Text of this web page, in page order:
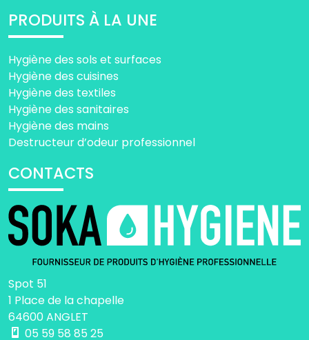
PRODUITS À LA UNE
Hygiène des sols et surfaces
Hygiène des cuisines
Hygiène des textiles
Hygiène des sanitaires
Hygiène des mains
Destructeur d’odeur professionnel
CONTACTS
Spot 51
1 Place de la chapelle
64600 ANGLET
05 59 58 85 25